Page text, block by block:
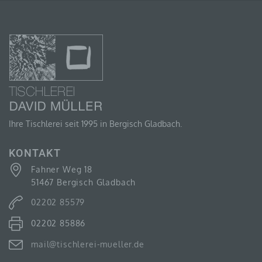
Ihre Tischlerei seit 1995 in Bergisch Gladbach.
KONTAKT
Fahner Weg 18
51467 Bergisch Gladbach
02202 85579
02202 85886
mail@tischlerei-mueller.de
D) EINSCHRÄNKUNG DER VERARBEITUNG
Einschränkung der Verarbeitung ist die Markierung
gespeicherter personenbezogener Daten mit dem Ziel,
ihre künftige Verarbeitung einzuschränken.
Profiling ist jede Art der automatisierten Verarbeitung
personenbezogener Daten, die darin besteht, dass
diese personenbezogenen Daten verwendet werden,
um bestimmte persönliche Aspekte, die sich auf eine
insbesondere, um Aspekte bezüglich Arbeitsleistung,
Vorlieben, Interessen, Zuverlässigkeit, Verhalten,
Person zu analysieren oder vorherzusagen.